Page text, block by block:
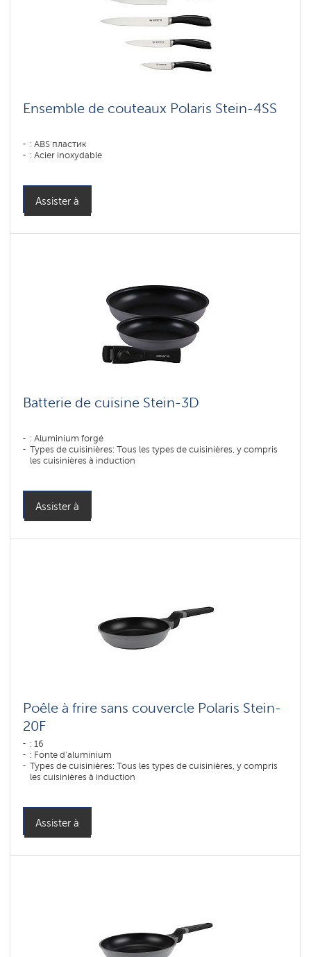
Ensemble de couteaux Polaris Stein-4SS
: ABS пластик
: Acier inoxydable
Assister à
Batterie de cuisine Stein-3D
: Aluminium forgé
Types de cuisinières: Tous les types de cuisinières, y compris
les cuisinières à induction
Assister à
Poêle à frire sans couvercle Polaris Stein-
20F
: 16
: Fonte d'aluminium
Types de cuisinières: Tous les types de cuisinières, y compris
les cuisinières à induction
Assister à